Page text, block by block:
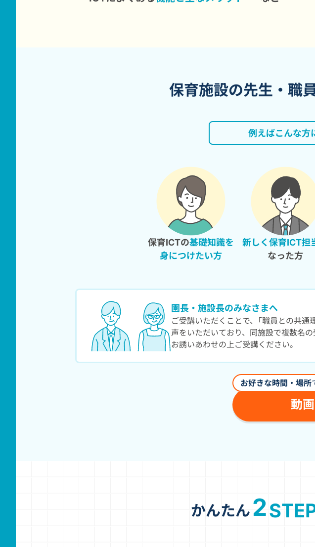
保育施設の先生・職
例えばこんな方
保育ICTの基礎知識を
身につけたい方
新しく 保育ICT担
なった方
園長・施設長のみなさまへ
ご受講いただくことで、「職員との共通
声をいただいており、同施設で複数名
お誘いあわせの上ご受講ください。
お好きな時間・場所
動
かんたん2